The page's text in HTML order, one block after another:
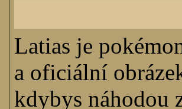
Latias je
a oficiální
kdybys náhodou